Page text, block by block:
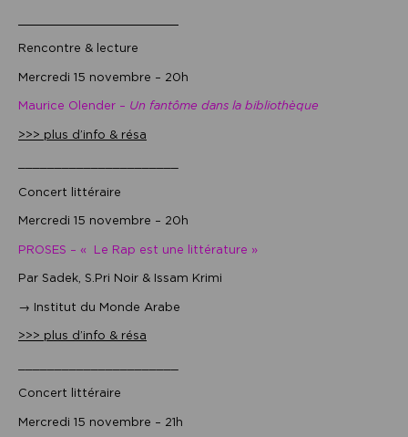
Rencontre & lecture
Mercredi 15 novembre – 20h
Maurice Olender – Un fantôme dans la bibliothèque
>>> plus d’info & résa
Concert littéraire
Mercredi 15 novembre – 20h
PROSES – « Le Rap est une littérature »
Par Sadek, S.Pri Noir & Issam Krimi
→ Institut du Monde Arabe
>>> plus d’info & résa
Concert littéraire
Mercredi 15 novembre – 21h